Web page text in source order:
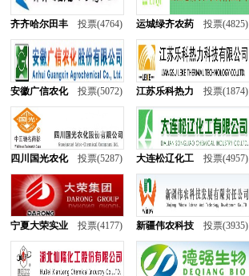
齐齐哈尔田丰 投票(4764) 运城绿齐农药 投票(4825)
安徽广信农化 投票(5072) 江苏乐科热力 投票(1874)
四川国光农化 投票(5287) 大连松辽化工 投票(4957)
宁夏大荣实业 投票(4177) 新疆伟农科技 投票(3935)